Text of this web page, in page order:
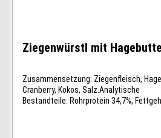
Ziegenwürstl mit
Zusammensetzung: Ziegenfleisch,
Cranberry, Kokos, Salz.Analytische
Bestandteile: Rohrprotein 34,7%,